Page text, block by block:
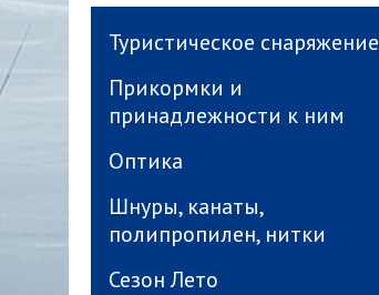
Туристическое снаряжение
Прикормки и
принадлежности к ним
Оптика
Шнуры, канаты,
полипропилен, нитки
Сезон Лето